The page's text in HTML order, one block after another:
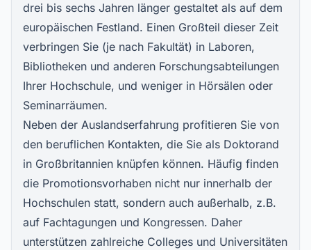
drei bis sechs Jahren länger gestaltet als auf dem
europäischen Festland. Einen Großteil dieser Zeit
verbringen Sie (je nach Fakultät) in Laboren,
Bibliotheken und anderen Forschungsabteilungen
Ihrer Hochschule, und weniger in Hörsälen oder
Seminarräumen.
Neben der Auslandserfahrung profitieren Sie von
den beruflichen Kontakten, die Sie als Doktorand
in Großbritannien knüpfen können. Häufig finden
die Promotionsvorhaben nicht nur innerhalb der
Hochschulen statt, sondern auch außerhalb, z.B.
auf Fachtagungen und Kongressen. Daher
unterstützen zahlreiche Colleges und Universitäten